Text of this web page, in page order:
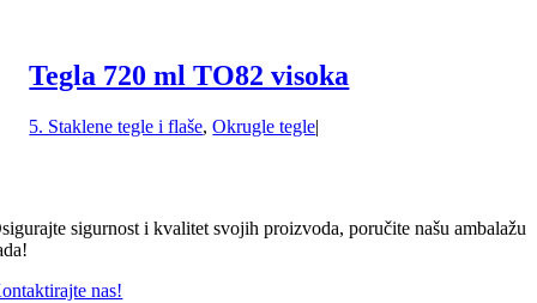
Tegla 720 ml TO82 visoka
5. Staklene tegle i flaše,Okrugle tegle|
sigurnost i kvalitet svojih proizvoda, poručite našu ambalažu
nas!